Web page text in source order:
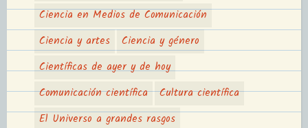
Ciencia en Medios de Comunicación
Ciencia y artes
Ciencia y género
Científicas de ayer y de hoy
Comunicación científica
Cultura científica
El Universo a grandes rasgos